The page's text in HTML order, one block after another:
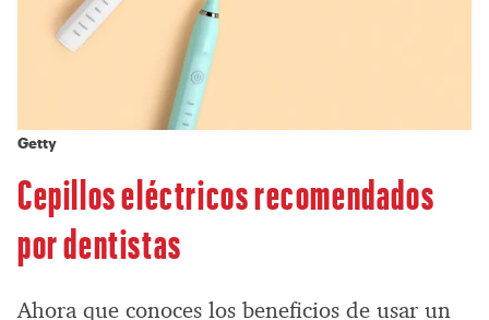
Getty
Cepillos eléctricos recomendados
por dentistas
Ahora que conoces los beneficios de usar un